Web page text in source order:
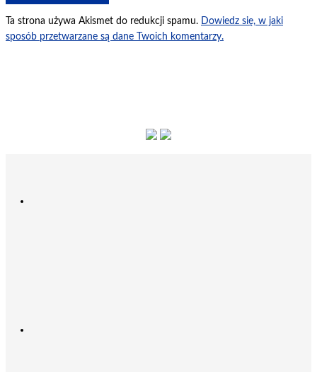
Ta strona używa Akismet do redukcji spamu. Dowiedz się, w jaki
sposób przetwarzane są dane Twoich komentarzy.